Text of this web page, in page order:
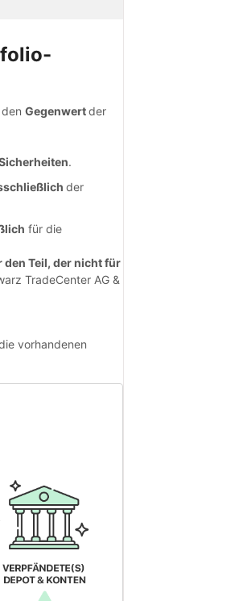
Gegenwertder
.
der
für die
den Teil, der nicht für
TradeCenter AG &
vorhandenen